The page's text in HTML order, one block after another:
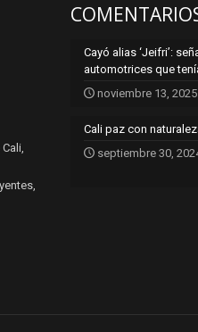
Cayó alias ‘Jeifri’:
automotrices que
noviembre 13, 2025
Cali paz con
septiembre 30,